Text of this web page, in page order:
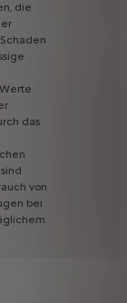
die
Schaden
Werte
das
sind
von
bei